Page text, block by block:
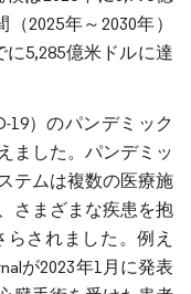
2025年～2030年）
に5,285億米ドルに達
19）のパンデミック
ました。パンデミッ
テムは複数の医療施
さまざまな疾患を抱
されました。例え
が2023年1月に発表